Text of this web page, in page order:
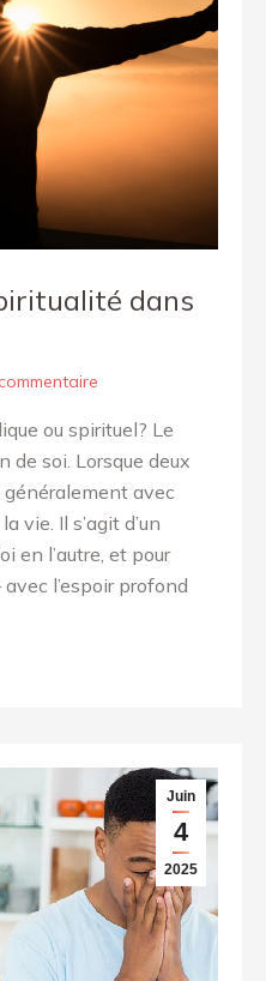
dans
ou spirituel? Le
de soi. Lorsque deux
généralement avec
vie. Il s’agit d’un
en l’autre, et pour
l’espoir profond
Juin
4
2025